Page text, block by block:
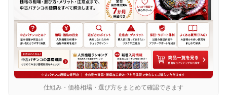
仕組み・価格相場・選び方をまとめて確認できます